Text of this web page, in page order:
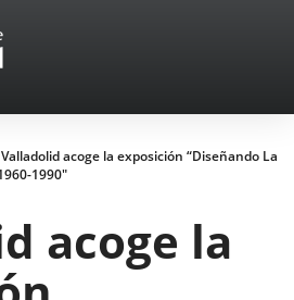
Valladolid acoge la exposición “Diseñando La
1990"
acoge la